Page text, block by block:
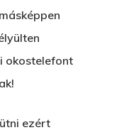
okostelefont
ezért